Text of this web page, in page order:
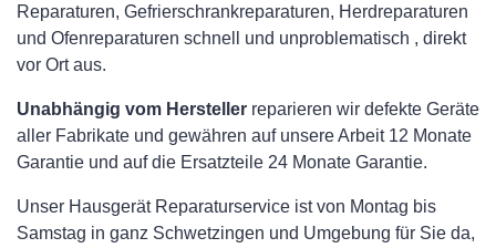
Reparaturen, Gefrierschrankreparaturen, Herdreparaturen
und Ofenreparaturen schnell und unproblematisch , direkt
vor Ort aus.
Unabhängig vom Hersteller reparieren wir defekte Geräte
aller Fabrikate und gewähren auf unsere Arbeit 12 Monate
Garantie und auf die Ersatzteile 24 Monate Garantie.
Unser Hausgerät Reparaturservice ist von Montag bis
Samstag in ganz Schwetzingen und Umgebung für Sie da,